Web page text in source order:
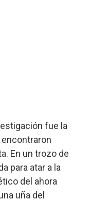
fue la
encontraron
En un trozo de
para atar a la
del ahora
uña del